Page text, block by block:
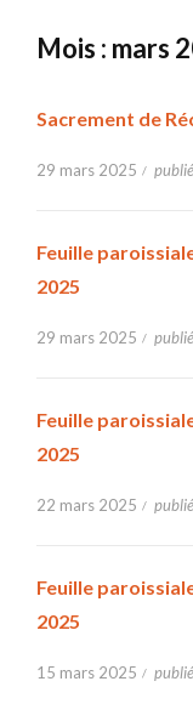
Mois : mars
Sacrement de
29 mars 2025
Feuille
2025
29 mars 2025
Feuille
2025
22 mars 2025
Feuille
2025
15 mars 2025